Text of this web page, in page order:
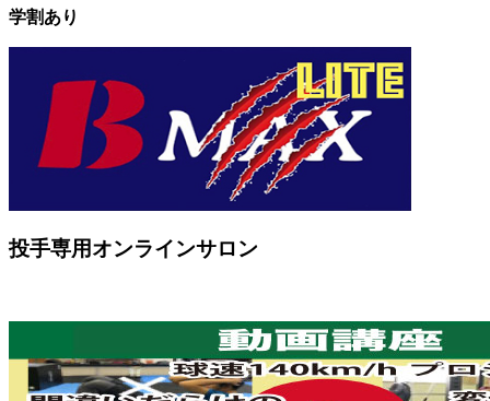
学割あり
投手専用オンラインサロン